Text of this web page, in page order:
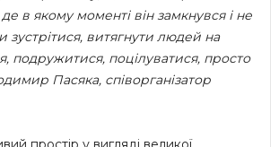
в якому моменті він замкнувся і не
витягнути людей на
подружитися, поцілуватися, просто
Пасяка, співорганізатор